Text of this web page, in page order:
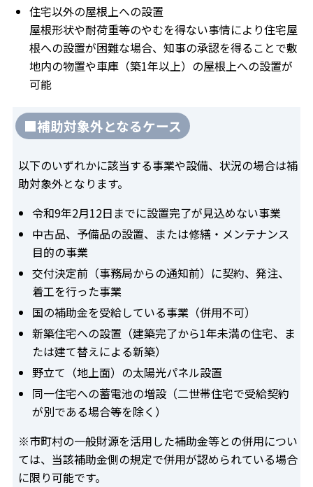
住宅以外の屋根上への設置
屋根形状や耐荷重等のやむを得ない事情により住宅屋
根への設置が困難な場合、知事の承認を得ることで敷
地内の物置や車庫（築1年以上）の屋根上への設置が
可能
■補助対象外となるケース
以下のいずれかに該当する事業や設備、状況の場合は補
助対象外となります。
令和9年2月12日までに設置完了が見込めない事業
中古品、予備品の設置、または修繕・メンテナンス
目的の事業
交付決定前（事務局からの通知前）に契約、発注、
着工を行った事業
国の補助金を受給している事業（併用不可）
新築住宅への設置（建築完了から1年未満の住宅、ま
たは建て替えによる新築）
野立て（地上面）の太陽光パネル設置
同一住宅への蓄電池の増設（二世帯住宅で受給契約
が別である場合等を除く）
※市町村の一般財源を活用した補助金等との併用につい
ては、当該補助金側の規定で併用が認められている場合
に限り可能です。